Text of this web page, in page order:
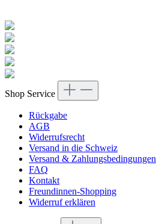
Shop Service
Rückgabe
AGB
Widerrufsrecht
Versand in die Schweiz
Versand & Zahlungsbedingungen
FAQ
Kontakt
Freundinnen-Shopping
Widerruf erklären